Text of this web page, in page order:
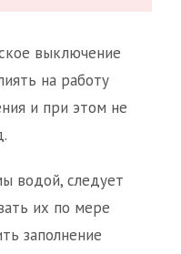
выключение
на работу
и при этом не
водой, следует
их по мере
заполнение